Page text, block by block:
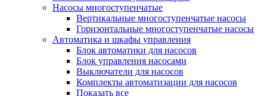
Насосы многоступенчатые
Вертикальные многоступенчатые насосы
Горизонтальные многоступенчатые насосы
Автоматика и шкафы управления
Блок автоматики для насосов
Блок управления насосами
Выключатели для насосов
Комплекты автоматизации для насосов
Показать все